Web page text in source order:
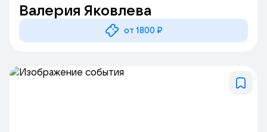
Валерия Яковлева
от 1800 ₽